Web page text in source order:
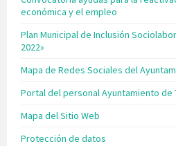
económica y el empleo
Plan Municipal de Inclusión
2022»
Mapa de Redes Sociales del
Portal del personal Ayuntamiento de
Mapa del Sitio Web
Protección de datos